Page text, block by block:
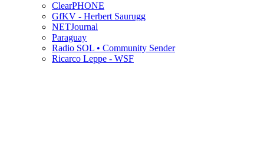
ClearPHONE
GfKV - Herbert Saurugg
NETJournal
Paraguay
Radio SOL • Community Sender
Ricarco Leppe - WSF